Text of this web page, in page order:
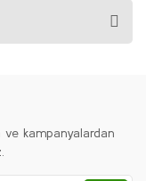
ve kampanyalardan